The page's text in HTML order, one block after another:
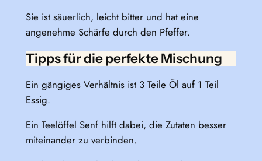
Sie ist säuerlich, leicht bitter und hat eine
angenehme Schärfe durch den Pfeffer.
Tipps für die perfekte Mischung
Ein gängiges Verhältnis ist 3 Teile Öl auf 1 Teil
Essig.
Ein Teelöffel Senf hilft dabei, die Zutaten besser
miteinander zu verbinden.